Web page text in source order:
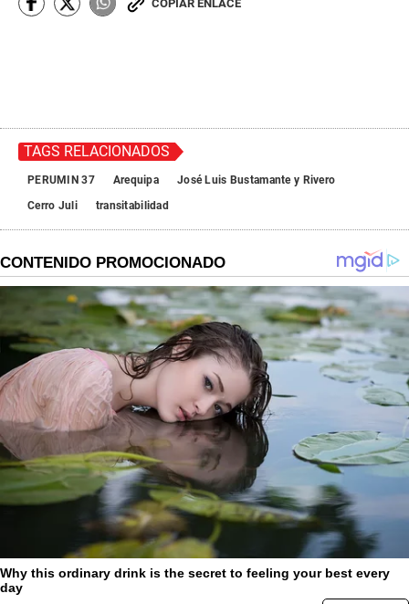
COPIAR ENLACE
TAGS RELACIONADOS
PERUMIN 37 Arequipa
José Luis Bustamante y Rivero
Cerro Juli
transitabilidad